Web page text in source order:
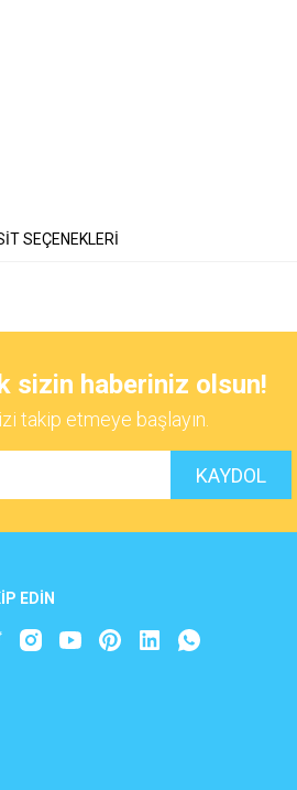
SEÇENEKLERİ
sizin haberiniz olsun!
takip etmeye başlayın.
KAYDOL
EDİN